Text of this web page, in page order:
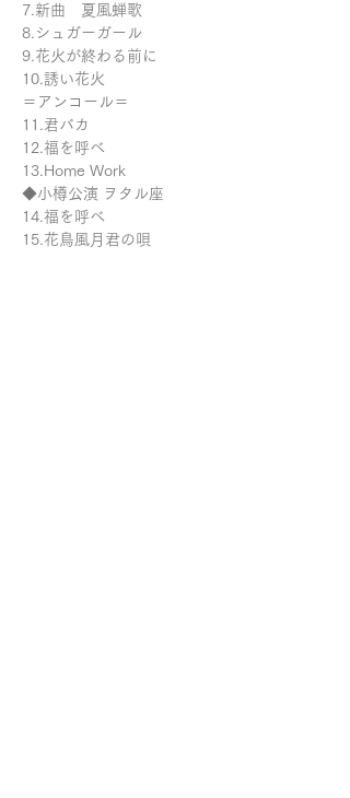
7.新曲 夏風蝉歌
8.シュガーガール
9.花火が終わる前に
10.誘い花火
＝アンコール＝
11.君バカ
12.福を呼べ
13.Home Work
◆小樽公演 ヲタル座
14.福を呼べ
15.花鳥風月君の唄